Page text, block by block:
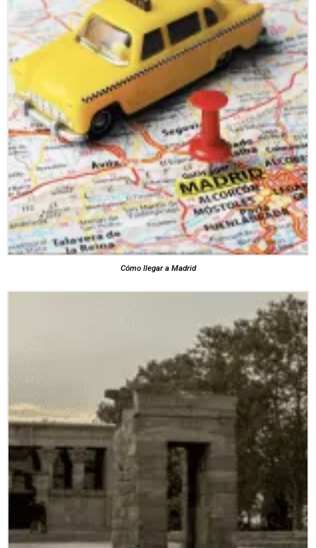
Cómo llegar a Madrid